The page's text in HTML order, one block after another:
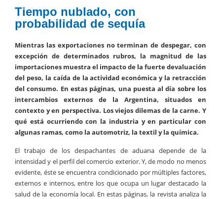
Tiempo nublado, con
probabilidad de sequía
Mientras las exportaciones no terminan de despegar, con
excepción de determinados rubros, la magnitud de las
importaciones muestra el impacto de la fuerte devaluación
del peso, la caída de la actividad económica y la retracción
del consumo. En estas páginas, una puesta al día sobre los
intercambios externos de la Argentina, situados en
contexto y en perspectiva. Los viejos dilemas de la carne. Y
qué está ocurriendo con la industria y en particular con
algunas ramas, como la automotriz, la textil y la química.
El trabajo de los despachantes de aduana depende de la
intensidad y el perfil del comercio exterior. Y, de modo no menos
evidente, éste se encuentra condicionado por múltiples factores,
externos e internos, entre los que ocupa un lugar destacado la
salud de la economía local. En estas páginas, la revista analiza la